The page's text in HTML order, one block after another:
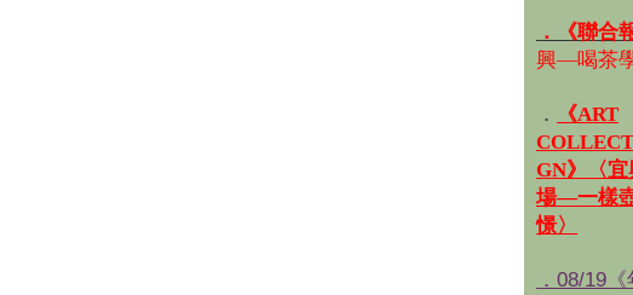
．《聯合
興—喝茶
．
《ART
GN》〈
場—一樣
憬〉
．08/19